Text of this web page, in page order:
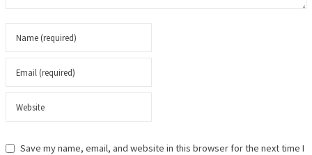
Save my name, email, and website in this browser for the next time I